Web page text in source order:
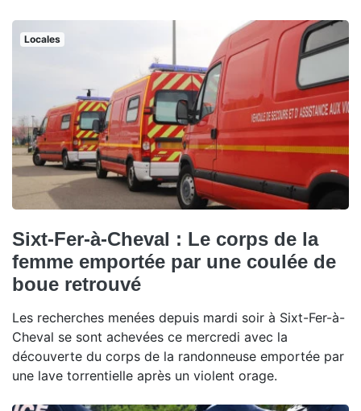
Locales
Sixt-Fer-à-Cheval : Le corps de la
femme emportée par une coulée de
boue retrouvé
Les recherches menées depuis mardi soir à Sixt-Fer-à-
Cheval se sont achevées ce mercredi avec la
découverte du corps de la randonneuse emportée par
une lave torrentielle après un violent orage.